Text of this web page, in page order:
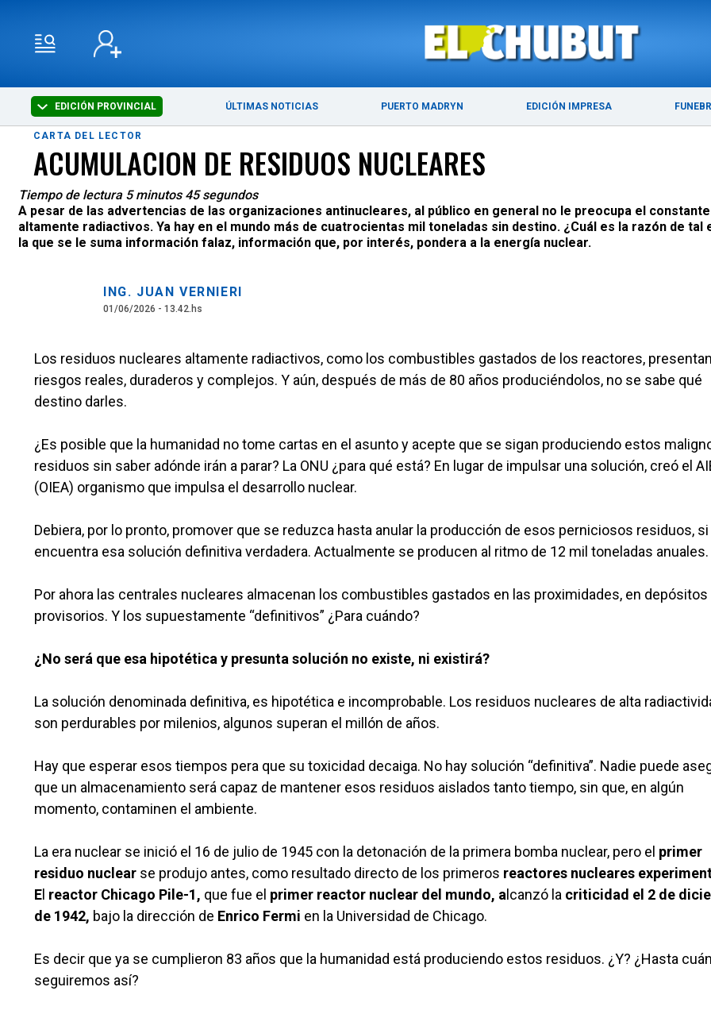
EDICIÓN PROVINCIAL ÚLTIMAS NOTICIAS PUERTO MADRYN EDICIÓN IMPRESA
ÚLTIMAS NOTICIAS PUERTO MADRYN
CARTA DEL LECTOR
ACUMULACION DE RESIDUOS NUCLEARES
Tiempo de lectura 5 minutos 45 segundos
A pesar de las advertencias de las organizaciones antinucleares, al público en general no le preocupa el
altamente radiactivos. Ya hay en el mundo más de cuatrocientas mil toneladas sin destino. ¿Cuál es la razón de
la que se le suma información falaz, información que, por interés, pondera a la energía nuclear.
ING. JUAN VERNIERI
01/06/2026 - 13.42.hs
Los residuos nucleares altamente radiactivos, como los combustibles gastados de los reactores, presentan
riesgos reales, duraderos y complejos. Y aún, después de más de 80 años produciéndolos, no se sabe qué
destino darles.
¿Es posible que la humanidad no tome cartas en el asunto y acepte que se sigan produciendo estos
residuos sin saber adónde irán a parar? La ONU ¿para qué está? En lugar de impulsar una solución, creó el
(OIEA) organismo que impulsa el desarrollo nuclear.
Debiera, por lo pronto, promover que se reduzca hasta anular la producción de esos perniciosos residuos,
encuentra esa solución definitiva verdadera. Actualmente se producen al ritmo de 12 mil toneladas anuales.
Por ahora las centrales nucleares almacenan los combustibles gastados en las proximidades, en depósitos
provisorios. Y los supuestamente “definitivos” ¿Para cuándo?
¿No será que esa hipotética y presunta solución no existe, ni existirá?
La solución denominada definitiva, es hipotética e incomprobable. Los residuos nucleares de alta
son perdurables por milenios, algunos superan el millón de años.
Hay que esperar esos tiempos pera que su toxicidad decaiga. No hay solución “definitiva”. Nadie puede
que un almacenamiento será capaz de mantener esos residuos aislados tanto tiempo, sin que, en algún
momento, contaminen el ambiente.
La era nuclear se inició el 16 de julio de 1945 con la detonación de la primera bomba nuclear, pero el primer
residuo nuclear se produjo antes, como resultado directo de los primeros reactores nucleares
E reactor Chicago Pile-1, que fue el primer reactor nuclear del mundo, a lcanzó la criticidad el 2 de
de 1942, bajo la dirección de Enrico Fermi en la Universidad de Chicago.
Es decir que ya se cumplieron 83 años que la humanidad está produciendo estos residuos. ¿Y? ¿Hasta
seguiremos así?